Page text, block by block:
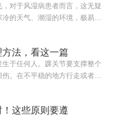
对于风湿病患者而言，这无疑
的天气、潮湿的环境，极易诱
法，看这一篇
于任何人。踝关节要支撑整个
。在不平稳的地方行走或者鞋
这些原则要遵